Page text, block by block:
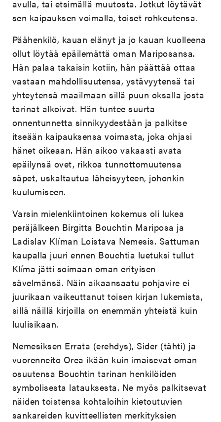
avulla, tai etsimällä muutosta. Jotkut löytävät
sen kaipauksen voimalla, toiset rohkeutensa.
Päähenkilö, kauan elänyt ja jo kauan kuolleena
ollut löytää epäilemättä oman Mariposansa.
Hän palaa takaisin kotiin, hän päättää ottaa
vastaan mahdollisuutensa, ystävyytensä tai
yhteytensä maailmaan sillä puun oksalla josta
tarinat alkoivat. Hän tuntee suurta
onnentunnetta sinnikyydestään ja palkitse
itseään kaipauksensa voimasta, joka ohjasi
hänet oikeaan. Hän aikoo vakaasti avata
epäilynsä ovet, rikkoa tunnottomuutensa
säpet, uskaltautua läheisyyteen, johonkin
kuulumiseen.
Varsin mielenkiintoinen kokemus oli lukea
peräjälkeen Birgitta Bouchtin Mariposa ja
Ladislav Klíman Loistava Nemesis. Sattuman
kaupalla juuri ennen Bouchtia luetuksi tullut
Klíma jätti soimaan oman erityisen
sävelmänsä. Näin aikaansaatu pohjavire ei
juurikaan vaikeuttanut toisen kirjan lukemista,
sillä näillä kirjoilla on enemmän yhteistä kuin
luulisikaan.
Nemesiksen Errata (erehdys), Sider (tähti) ja
vuorenneito Orea ikään kuin imaisevat oman
osuutensa Bouchtin tarinan henkilöiden
symbolisesta latauksesta. Ne myös palkitsevat
näiden toistensa kohtaloihin kietoutuvien
sankareiden kuvitteellisten merkityksien